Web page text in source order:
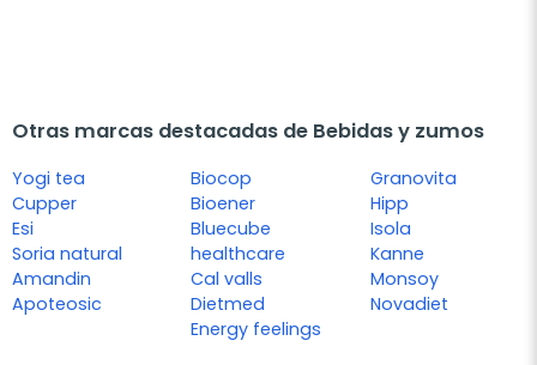
Otras marcas destacadas de Bebidas y zumos
Yogi tea
Cupper
Esi
Soria natural
Amandin
Apoteosic
Biocop
Bioener
Bluecube
healthcare
Cal valls
Dietmed
Energy feelings
Granovita
Hipp
Isola
Kanne
Monsoy
Novadiet